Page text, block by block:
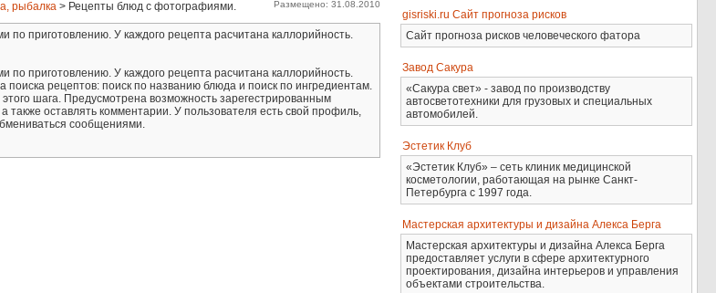
рыбалка > Рецепты блюд с фотографиями. Размещено: 31.08.2010
приготовлению. У каждого рецепта расчитана каллорийность.
приготовлению. У каждого рецепта расчитана каллорийность.
рецептов: поиск по названию блюда и поиск по ингредиентам.
шага. Предусмотрена возможность зарегестрированным
оставлять комментарии. У пользователя есть свой профиль,
сообщениями.
gisriski.ru Сайт прогноза рисков
Сайт прогноза рисков человеческого фатора
Завод Сакура
«Сакура свет» - завод по производству
автосветотехники для грузовых и специальных
автомобилей.
Эстетик Клуб
«Эстетик Клуб» – сеть клиник медицинской
косметологии, работающая на рынке Санкт-
Петербурга с 1997 года.
Мастерская архитектуры и дизайна Алекса Берга
Мастерская архитектуры и дизайна Алекса Берга
предоставляет услуги в сфере архитектурного
проектирования, дизайна интерьеров и управления
объектами строительства.